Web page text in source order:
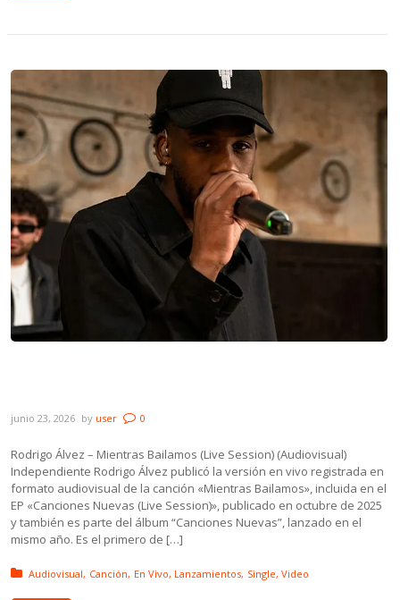
junio 23, 2026 by user 0
Rodrigo Álvez – Mientras Bailamos (Live Session) (Audiovisual)
Independiente Rodrigo Álvez publicó la versión en vivo registrada en
formato audiovisual de la canción «Mientras Bailamos», incluida en el
EP «Canciones Nuevas (Live Session)», publicado en octubre de 2025
y también es parte del álbum “Canciones Nuevas”, lanzado en el
mismo año. Es el primero de […]
Posted in:
Audiovisual Canción En Vivo Lanzamientos Single Video